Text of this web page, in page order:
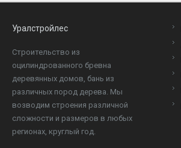
Уралстройлес
Cтроительство из
оцилиндрованного бревна
деревянных домов, бань из
различных пород дерева. Мы
возводим строения различной
сложности и размеров в любых
регионах, круглый год.